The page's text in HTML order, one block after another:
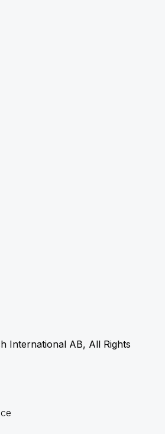
International AB, All Rights